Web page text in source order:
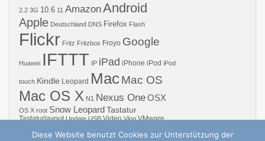
2.2 3G 10.6 11 AmazonAndroid
Apple Deutschland DNS Firefox Flash
Flickr Fritz Fritzbox Froyo Google
Huawei IFTTT IP iPad iPhone iPod iPod
touch Kindle Leopard MacMac OS
Mac OS X N1 Nexus OneOSX
OS X root Snow LeopardTastatur
Tastaturlayout Update USB Video Vlog VMware
Windows WLAN
Diese Website benutzt Cookies zur Unterstützung der